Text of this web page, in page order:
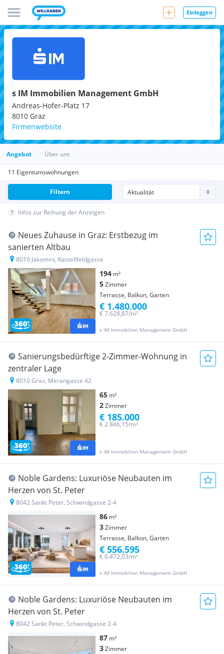
Einloggen
s IM Immobilien Management GmbH
Andreas-Hofer-Platz 17
8010 Graz
Firmenwebsite
Angebot Über uns
11 Eigentumswohnungen
Filtern
Infos zur Reihung der Anzeigen
Neues Zuhause in Graz: Erstbezug im
sanierten Altbau
8010 Jakomini, Kastellfeldgasse
194 m²
5Zimmer
Terrasse, Balkon, Garten
s IM Immobilien Management GmbH
€ 7.628,87/m²
€ 1.480.000
Sanierungsbedürftige 2-Zimmer-Wohnung in
zentraler Lage
8010 Graz, Merangasse 42
65 m²
2Zimmer
s IM Immobilien Management GmbH
€ 2.846,15/m²
€ 185.000
Noble Gardens: Luxuriöse Neubauten im
Herzen von St. Peter
8042 Sankt Peter, Schwindgasse 2-4
86 m²
3Zimmer
Terrasse, Balkon, Garten
s IM Immobilien Management GmbH
€ 6.472,03/m²
€ 556.595
Noble Gardens: Luxuriöse Neubauten im
Herzen von St. Peter
8042 Sankt Peter, Schwindgasse 2-4
87 m²
3Zimmer